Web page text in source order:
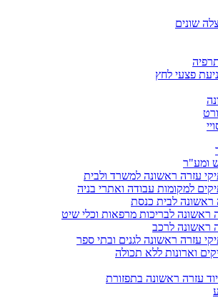
שונים
פצעי לחץ
ומע"ר
עזרה ראשונה למשרד ולבית
למקומות עבודה ואתרי בניה
ראשונה לבית כנסת
ראשונה לבריכות מרפאות וכלי שיט
ראשונה לרכב
עזרה ראשונה לגנים ובתי ספר
וארונות ללא תכולה
עזרה ראשונה בתפזורת